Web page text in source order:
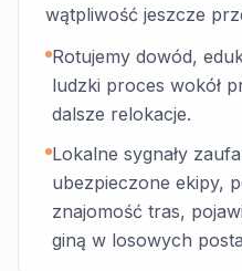
wątpliwość jeszcze
Rotujemy dowód,
ludzki proces wokół
dalsze relokacje.
Lokalne sygnały
ubezpieczone ekipy,
znajomość tras,
giną w losowych